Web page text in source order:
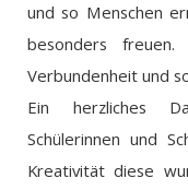
und so Menschen
besonders
Verbundenheit und
Ein herzliches
Schülerinnen und
Kreativität diese